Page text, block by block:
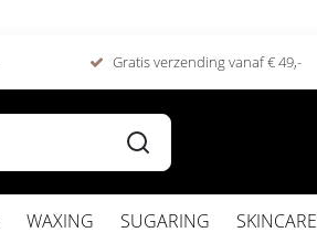
Gratis verzending vanaf € 49,-
WAXING SUGARING SKINCARE